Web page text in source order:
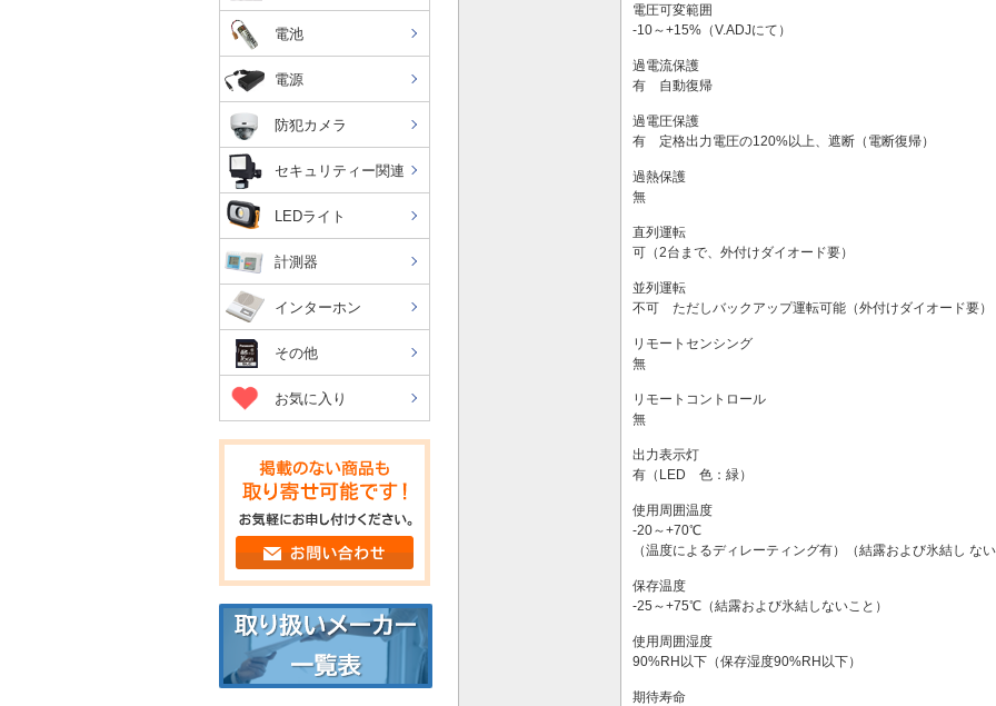
電圧可変範囲
-10～+15%（V.ADJにて）
過電流保護
有 自動復帰
過電圧保護
有 定格出力電圧の120%以上、遮断（電断復帰）
過熱保護
無
直列運転
可（2台まで、外付けダイオード要）
並列運転
不可 ただしバックアップ運転可能（外付けダイオード要）
リモートセンシング
無
リモートコントロール
無
出力表示灯
有（LED 色：緑）
使用周囲温度
-20～+70℃
（温度によるディレーティング有）（結露および氷結し な
保存温度
-25～+75℃（結露および氷結しないこと）
使用周囲湿度
90%RH以下（保存湿度90%RH以下）
期待寿命
電池
電源
防犯カメラ
セキュリティー関連
LEDライト
計測器
インターホン
その他
お気に入り